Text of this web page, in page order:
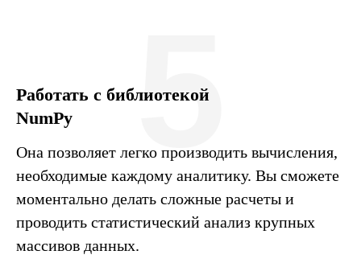
Работать с библиотекой
NumPy
Она позволяет легко производить вычисления,
необходимые каждому аналитику. Вы сможете
моментально делать сложные расчеты и
проводить статистический анализ крупных
массивов данных.
5